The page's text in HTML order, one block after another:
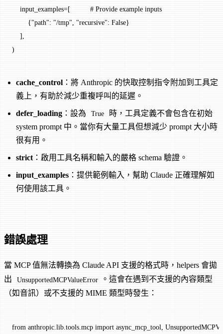
    input_examples
=[ # Provide example inputs
        {
"path": "/tmp" "recursive": False}
    ],
)
cache_control ：將 Anthropic 的快取控制指令附加到工具定
義上，有助於減少重複呼叫的延遲。
defer_loading ：設為 True
時，工具定義不會包含在初始
system prompt 中。當你有大量工具但想減少 prompt 大小時
很有用。
strict ：啟用工具名稱和輸入的嚴格 schema 驗證。
input_examples ：提供範例輸入，幫助 Claude 正確理解如
何使用該工具。
錯誤處理
當 MCP 值無法轉換為 Claude API 支援的格式時，helpers 會拋
出
UnsupportedMCPValueError
。這會在遇到不支援的內容類型
（如音訊）或不支援的 MIME 類型時發生：
from anthropic.lib.tools.mcp import async_mcp_tool,